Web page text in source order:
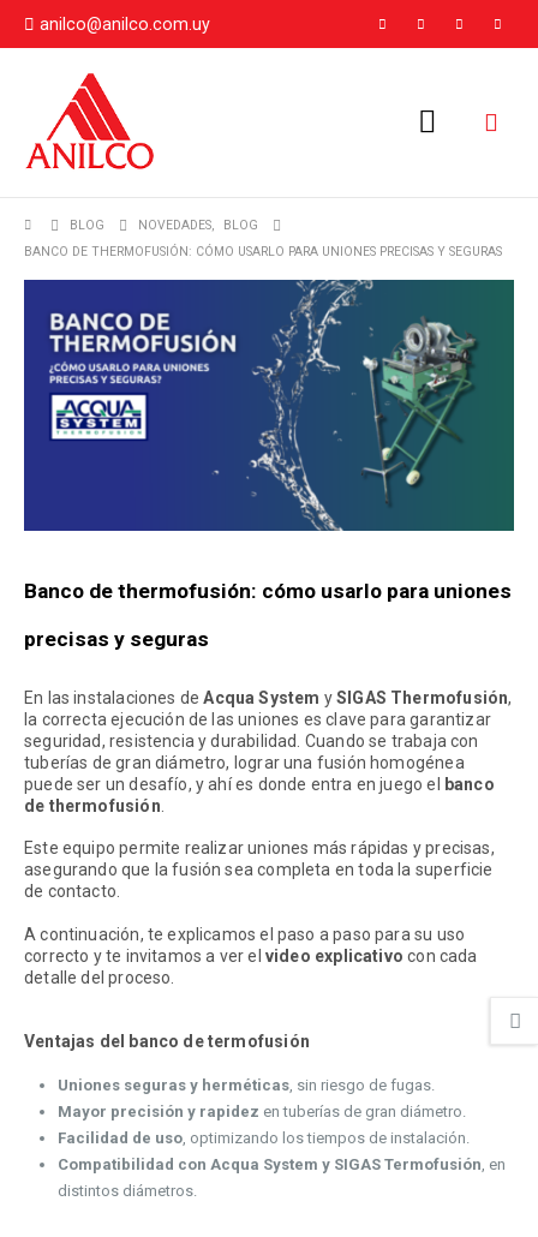
anilco@anilco.com.uy
BLOG NOVEDADES
BLOG
BANCO DE THERMOFUSIÓN: CÓMO USARLO PARA UNIONES PRECISAS Y SEGURAS
Banco de thermofusión: cómo usarlo para uniones
precisas y seguras
En las instalaciones deAcqua System ySIGAS Thermofusión,
la correcta ejecución de las uniones es clave para garantizar
seguridad, resistencia y durabilidad. Cuando se trabaja con
tuberías de gran diámetro, lograr una fusión homogénea
puede ser un desafío, y ahí es donde entra en juego el
banco
de thermofusión
Este equipo permite realizar uniones más rápidas y precisas,
asegurando que la fusión sea completa en toda la superficie
de contacto.
A continuación, te explicamos el paso a paso para su uso
correcto y te invitamos a ver el video explicativocon cada
detalle del proceso.
Ventajas del banco de termofusión
Uniones seguras y herméticas, sin riesgo de fugas.
Mayor precisión y rapidez en tuberías de gran diámetro.
Facilidad de uso, optimizando los tiempos de instalación.
Compatibilidad con Acqua System y SIGAS Termofusión, en
distintos diámetros.